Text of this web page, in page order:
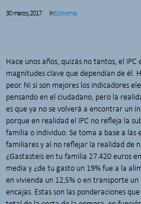
30 marzo, 2017 InEconomía
Hace unos años, quizás no tantos, el
magnitudes clave que dependían de él.
peor. Ni si son mejores los indicadores
pensando en el ciudadano, pero la
es que ya no se volverá a encontrar un
porque en realidad el IPC no refleja la
familia o individuo. Se toma a base a las
familiares y al no reflejar la realidad de
¿Gastasteis en tu familia 27.420 euros
media y ¿de tu gasto un 19% fue a la
en vivienda un 12,5% o en transporte
encajas. Estas son las ponderaciones